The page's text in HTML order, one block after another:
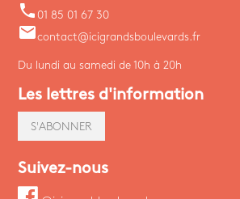
phone 01 85 01 67 30
emailcontact@icigrandsboulevards.fr
Du lundi au samedi de 10h à 20h
Les lettres d'information
S'ABONNER
Suivez-nous